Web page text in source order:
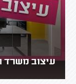
עיצוב משרד